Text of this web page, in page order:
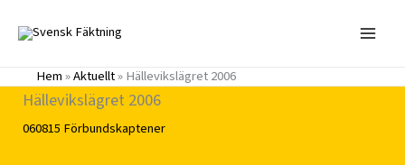
innehåll
Hem»Aktuellt»Hällevikslägret 2006
Hällevikslägret 2006
060815 Förbundskaptener